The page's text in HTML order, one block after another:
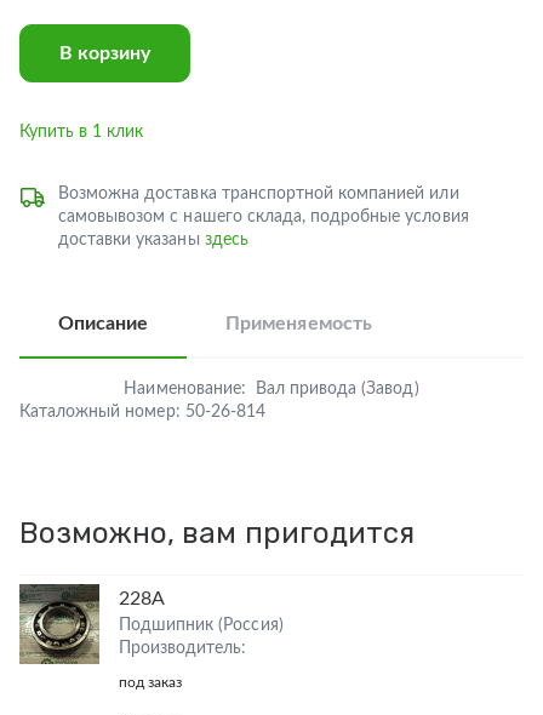
В корзину
Купить в 1 клик
Возможна доставка транспортной компанией или
самовывозом с нашего склада, подробные условия
доставки указаны здесь
Описание Применяемость
Наименование:
Вал привода (Завод)
Каталожный номер: 50-26-814
Возможно, вам пригодится
228А
Подшипник (Россия)
Производитель:
под заказ